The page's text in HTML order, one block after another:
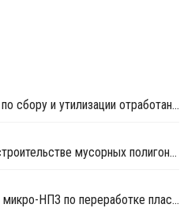
Минприроды усилит работу по сбору и утилизации отработанных шин
ФАС раскрыла сговор при строительстве мусорных полигонов на 14,9 млрд рублей
В РФ могут построить сеть микро-НПЗ по переработке пластика в бензин